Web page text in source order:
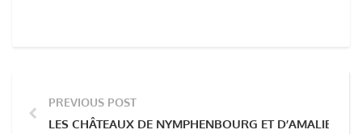
PREVIOUS POST
LES CHÂTEAUX DE NYMPHENBOURG ET